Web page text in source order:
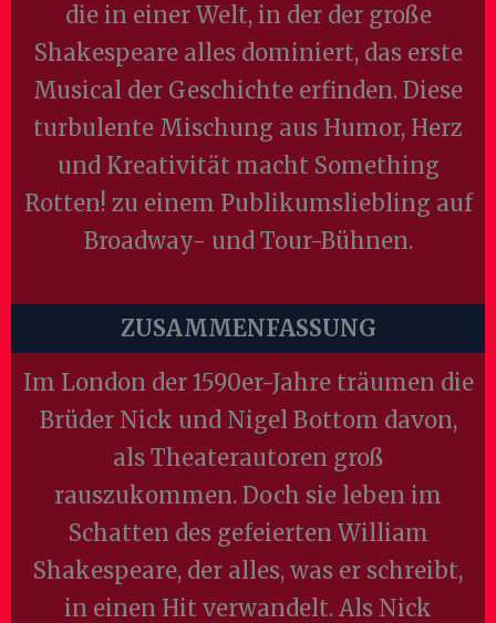
die in einer Welt, in der der große
Shakespeare alles dominiert, das erste
Musical der Geschichte erfinden. Diese
turbulente Mischung aus Humor, Herz
und Kreativität macht Something
Rotten! zu einem Publikumsliebling auf
Broadway- und Tour-Bühnen.
ZUSAMMENFASSUNG
Im London der 1590er-Jahre träumen die
Brüder Nick und Nigel Bottom davon,
als Theaterautoren groß
rauszukommen. Doch sie leben im
Schatten des gefeierten William
Shakespeare, der alles, was er schreibt,
in einen Hit verwandelt. Als Nick